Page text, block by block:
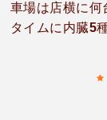
車場は店横に何
タイムに内臓5
ら注文できて